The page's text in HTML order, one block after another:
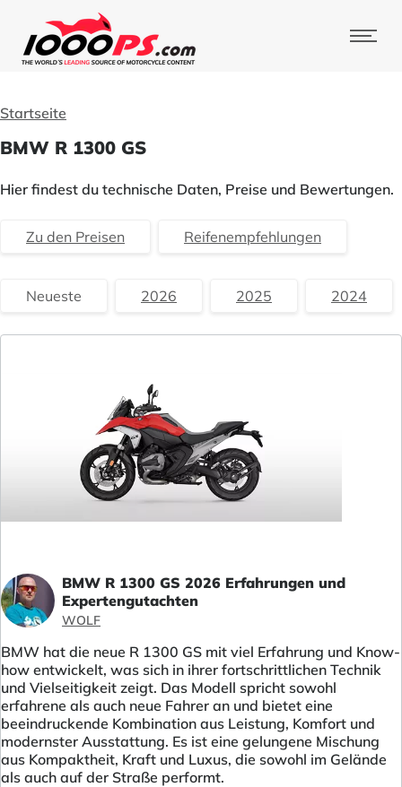
Startseite
BMW R 1300 GS
Hier findest du technische Daten, Preise und Bewertungen.
Zu den Preisen Reifenempfehlungen
Neueste 2026 2025 2024
BMW R 1300 GS 2026 Erfahrungen und
Expertengutachten
WOLF
BMW hat die neue R 1300 GS mit viel Erfahrung und Know-
how entwickelt, was sich in ihrer fortschrittlichen Technik
und Vielseitigkeit zeigt. Das Modell spricht sowohl
erfahrene als auch neue Fahrer an und bietet eine
beeindruckende Kombination aus Leistung, Komfort und
modernster Ausstattung. Es ist eine gelungene Mischung
aus Kompaktheit, Kraft und Luxus, die sowohl im Gelände
als auch auf der Straße performt.